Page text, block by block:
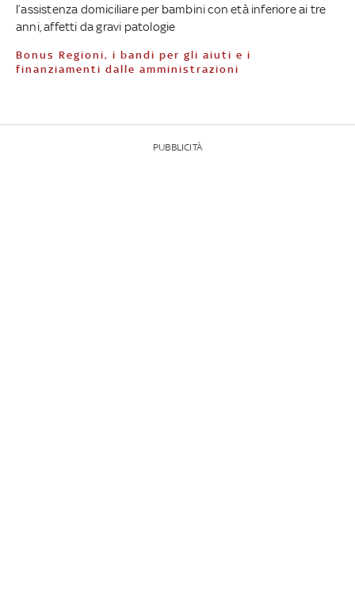
l’assistenza domiciliare per bambini con età inferiore ai tre
anni, affetti da gravi patologie
Bonus Regioni, i bandi per gli aiuti e i
finanziamenti dalle amministrazioni
PUBBLICITÀ